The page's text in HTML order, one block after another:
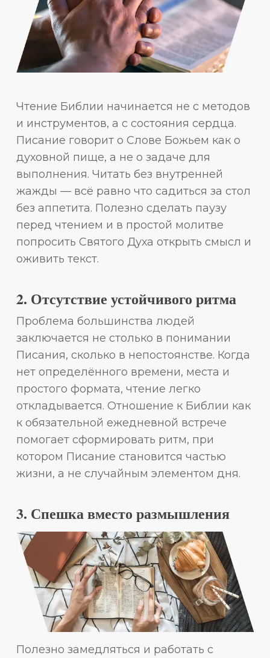
Чтение Библии начинается не с методов
и инструментов, а с состояния сердца.
Писание говорит о Слове Божьем как о
духовной пище, а не о задаче для
выполнения. Читать без внутренней
жажды — всё равно что садиться за стол
без аппетита. Полезно сделать паузу
перед чтением и в простой молитве
попросить Святого Духа открыть смысл и
оживить текст.
2. Отсутствие устойчивого ритма
Проблема большинства людей
заключается не столько в понимании
Писания, сколько в непостоянстве. Когда
нет определённого времени, места и
простого формата, чтение легко
откладывается. Отношение к Библии как
к обязательной ежедневной встрече
помогает сформировать ритм, при
котором Писание становится частью
жизни, а не случайным элементом дня.
3. Спешка вместо размышления
Полезно замедляться и работать с